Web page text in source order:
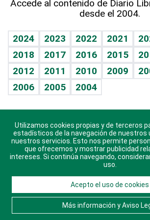
Vida y familia
Eñe
Celebrando la vida
Sin complejos
En pocas palabras
Escuchando al corazón
Economía Personal
TBT Deportivo
Guía del dinero
Horóscopos
Crucigramas
Accede al contenido de Diario
desde el 2004.
2024 2023 2022 2021
2018
2017 2016 2015
2012
2011 2010 2009
2006
2005 2004
Descarga nuestras aplicaciones para
sistema Huawei.
© 2021 Diario Libre, todos los
Consulta elAviso Legal. Ponte en
nosotros y conoce más sobre
Utilizamos cookies propias y de terceros
estadísticos de la navegación de nuestros
nuestros servicios. Esto nos permite
que ofrecemos y mostrar publicidad
intereses. Si continúa navegando,
uso.
Acepto el uso de cookies
Más información y Aviso